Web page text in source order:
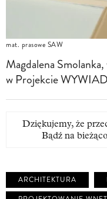
mat. prasowe SAW
Magdalena
w Projekcie
Dziękujemy, że
Bądź na
ARCHITEKTURA